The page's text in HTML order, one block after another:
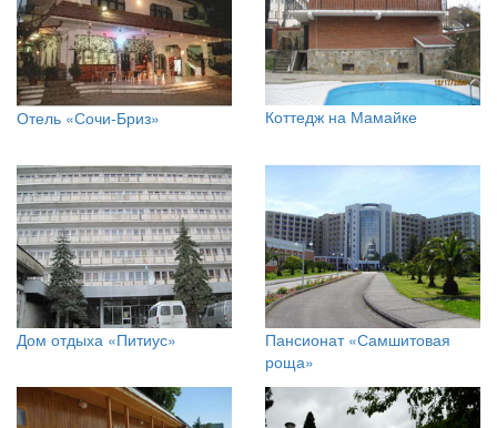
Отель «Сочи-Бриз» Коттедж на Мамайке
Дом отдыха «Питиус»
Пансионат «Самшитовая
роща»